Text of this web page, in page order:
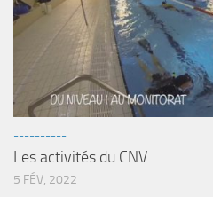
----------
Les activités du CNV
5 FÉV, 2022